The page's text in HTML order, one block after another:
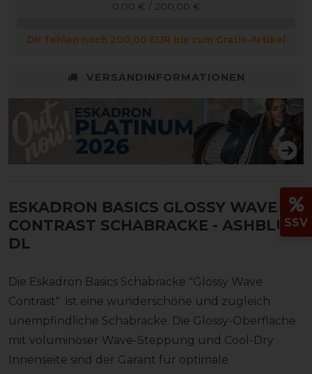
0,00 € / 200,00 €
Dir fehlen noch 200,00 EUR bis zum Gratis-Artikel
VERSANDINFORMATIONEN
ESKADRON BASICS GLOSSY WAVE
CONTRAST SCHABRACKE - ASHBLUE,
DL
Die Eskadron Basics Schabracke "Glossy Wave
Contrast" ist eine wunderschöne und zugleich
unempfindliche Schabracke. Die Glossy-Oberfläche
mit voluminöser Wave-Steppung und Cool-Dry
Innenseite sind der Garant für optimale
SSV